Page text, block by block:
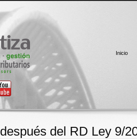
Inicio
del RD Ley 9/